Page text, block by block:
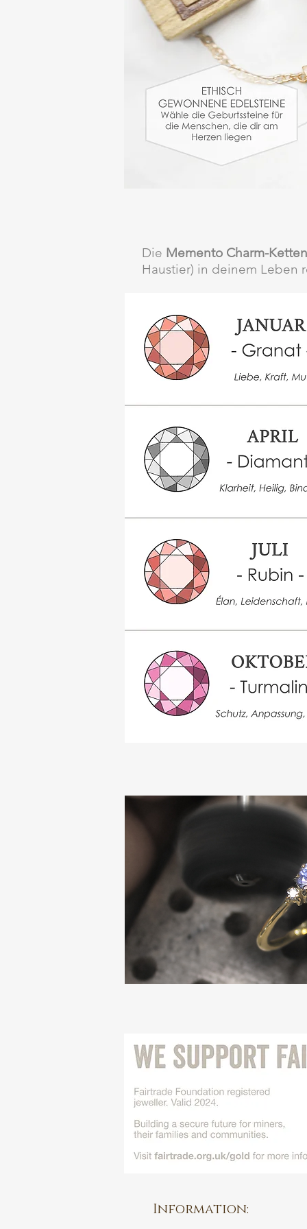
Die Memento Charm-Ketten
Haustier) in deinem Leben
Information: